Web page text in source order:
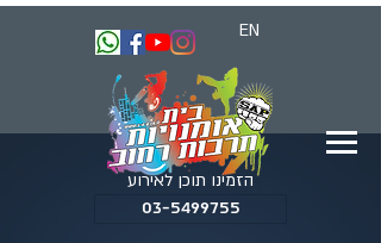
EN
הזמינו תוכן לאירוע
03-5499755